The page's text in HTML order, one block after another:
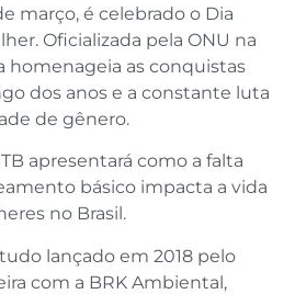
março, é celebrado o Dia
Oficializada pela ONU na
homenageia as conquistas
dos anos e a constante luta
de gênero.
apresentará como a falta
básico impacta a vida
no Brasil.
lançado em 2018 pelo
com a BRK Ambiental,